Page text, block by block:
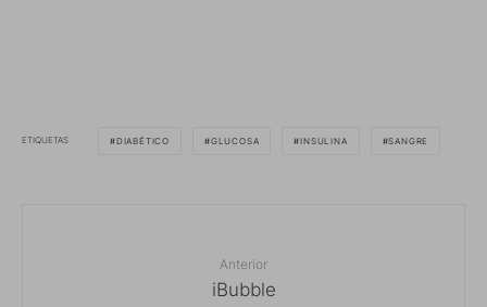
ETIQUETAS DIABÉTICO GLUCOSA INSULINA SANGRE
Anterior
iBubble